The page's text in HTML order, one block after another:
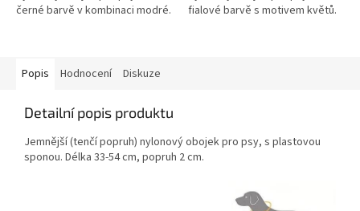
černé barvě v kombinaci modré.
fialové barvě s motivem květů.
Popis Hodnocení Diskuze
Detailní popis produktu
Jemnější (tenčí popruh) nylonový obojek pro psy, s plastovou
sponou. Délka 33-54 cm, popruh 2 cm.